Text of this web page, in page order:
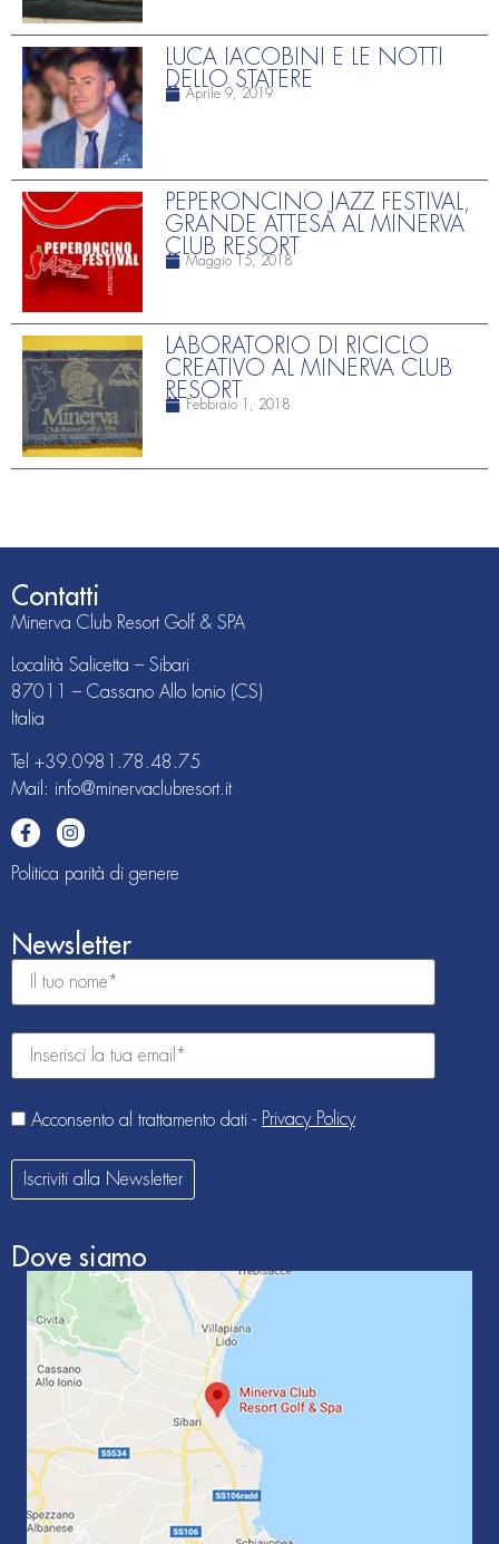
LUCA IACOBINI E LE NOTTI
DELLO STATERE
Aprile 9, 2019
PEPERONCINO JAZZ FESTIVAL,
GRANDE ATTESA AL MINERVA
CLUB RESORT
Maggio 15, 2018
LABORATORIO DI RICICLO
CREATIVO AL MINERVA CLUB
RESORT
Febbraio 1, 2018
Contatti
Minerva Club Resort Golf & SPA
Località Salicetta – Sibari
87011 – Cassano Allo Ionio (CS)
Italia
Tel +39.0981.78.48.75
Mail: info@minervaclubresort.it
Politica parità di genere
Newsletter
Acconsento al trattamento dati - Privacy Policy
Iscriviti alla Newsletter
Dove siamo